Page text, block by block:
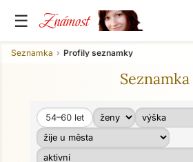
☰ Známost
Seznamka Profily seznamky
Seznamka
Věk od
Věk do
54–60 let